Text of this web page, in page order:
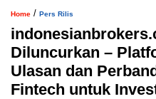
Home / Pers Rilis
Diluncurkan –
Ulasan dan
Fintech untuk